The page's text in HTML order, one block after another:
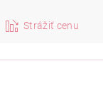
Strážiť cenu